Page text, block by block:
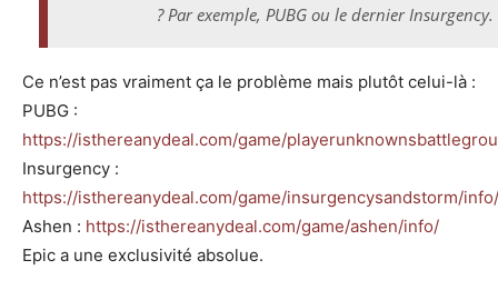
? Par exemple, PUBG ou le dernier Insurgency.
Ce n’est pas vraiment ça le problème mais plutôt celui-là :
PUBG :
https://isthereanydeal.com/game/
Insurgency :
https://isthereanydeal.com/game/insurgencysandstorm/info/
Ashen : https://isthereanydeal.com/game/ashen/info/
Epic a une exclusivité absolue.